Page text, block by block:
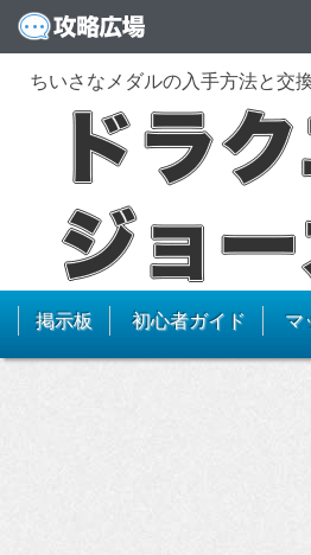
ちいさなメダルの入手方法と交
掲示板 初心者ガイド マ